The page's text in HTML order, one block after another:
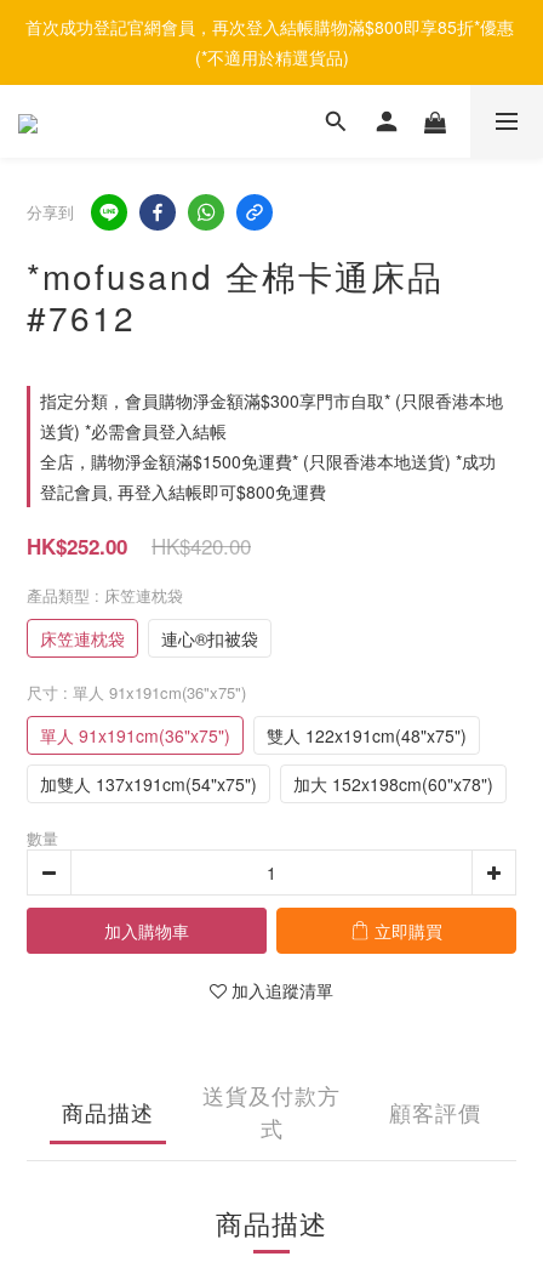
首次成功登記官網會員，再次登入結帳購物滿$800即享85折*優惠
(*不適用於精選貨品)
分享到
*mofusand 全棉卡通床品
#7612
指定分類，會員購物淨金額滿$300享門市自取* (只限香港本地
送貨) *必需會員登入結帳
全店，購物淨金額滿$1500免運費* (只限香港本地送貨) *成功
登記會員, 再登入結帳即可$800免運費
HK$420.00
HK$252.00
產品類型 : 床笠連枕袋
床笠連枕袋 連心®扣被袋
尺寸 : 單人 91x191cm(36"x75")
單人 91x191cm(36"x75")
雙人 122x191cm(48"x75")
加雙人 137x191cm(54"x75")
加大 152x198cm(60"x78")
數量
加入購物車 立即購買
加入追蹤清單
商品描述
送貨及付款方
式
顧客評價
商品描述